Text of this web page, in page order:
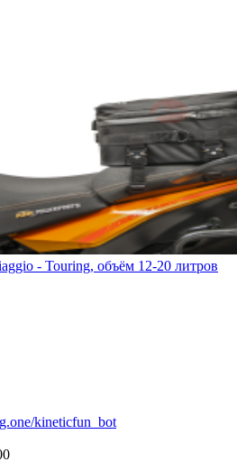
- Touring, объём 12-20 литров
kineticfun_bot